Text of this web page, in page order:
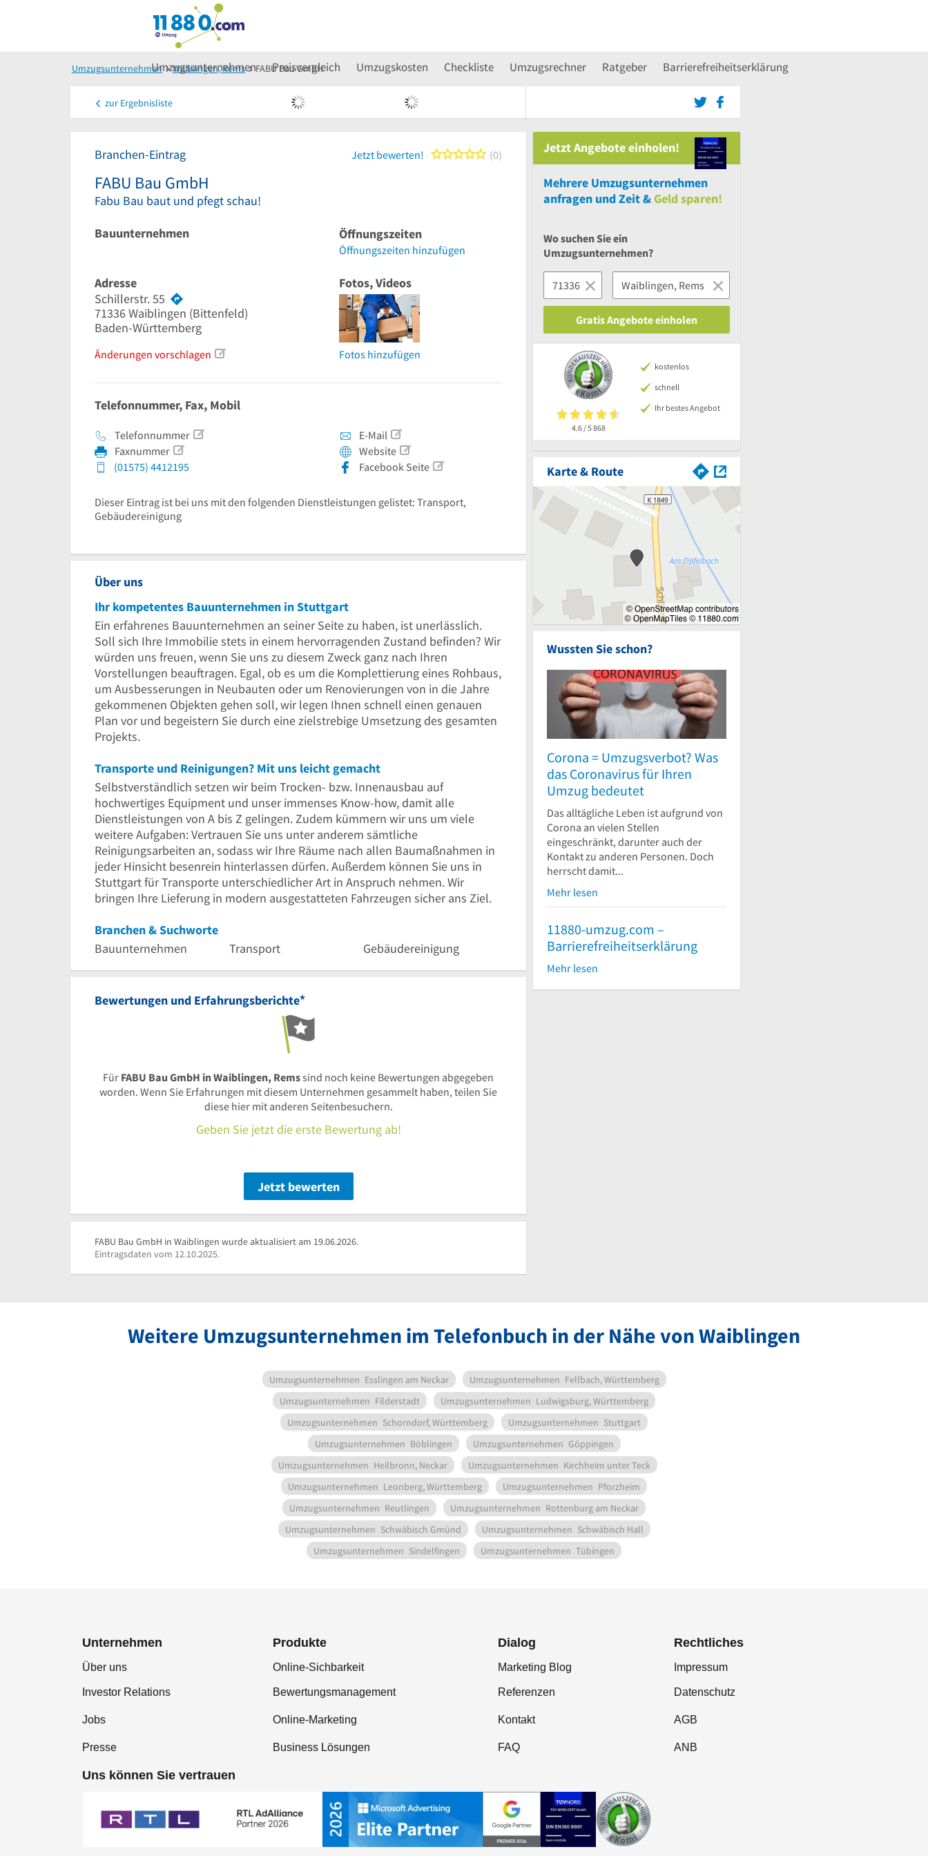
Umzugsunternehmen Preisvergleich Umzugskosten Checkliste Umzugsrechner Ratgeber Barrierefreiheitserklärung
Umzugsunternehmen Waiblingen, Rems FABU Bau GmbH
zur Ergebnisliste
Branchen-Eintrag Jetzt bewerten! 0 von 5 Sternen
0
FABU Bau GmbH
Fabu Bau baut und pfegt schau!
Bauunternehmen Öffnungszeiten
Öffnungszeiten hinzufügen
Adresse
Schillerstr. 55
71336Waiblingen (Bittenfeld)
Baden-Württemberg
Änderungen vorschlagen
Fotos, Videos
Fotos hinzufügen
Telefonnummer, Fax, Mobil
Telefonnummer
Faxnummer
(01575) 4412195
E-Mail
Website
Facebook Seite
Dieser Eintrag ist bei uns mit den folgenden Dienstleistungen gelistet: Transport,
Gebäudereinigung
Über uns
Ihr kompetentes Bauunternehmen in Stuttgart
Ein erfahrenes Bauunternehmen an seiner Seite zu haben, ist unerlässlich.
Soll sich Ihre Immobilie stets in einem hervorragenden Zustand befinden? Wir
würden uns freuen, wenn Sie uns zu diesem Zweck ganz nach Ihren
Vorstellungen beauftragen. Egal, ob es um die Komplettierung eines Rohbaus,
um Ausbesserungen in Neubauten oder um Renovierungen von in die Jahre
gekommenen Objekten gehen soll, wir legen Ihnen schnell einen genauen
Plan vor und begeistern Sie durch eine zielstrebige Umsetzung des gesamten
Projekts.
Transporte und Reinigungen? Mit uns leicht gemacht
Selbstverständlich setzen wir beim Trocken- bzw. Innenausbau auf
hochwertiges Equipment und unser immenses Know-how, damit alle
Dienstleistungen von A bis Z gelingen. Zudem kümmern wir uns um viele
weitere Aufgaben: Vertrauen Sie uns unter anderem sämtliche
Reinigungsarbeiten an, sodass wir Ihre Räume nach allen Baumaßnahmen in
jeder Hinsicht besenrein hinterlassen dürfen. Außerdem können Sie uns in
Stuttgart für Transporte unterschiedlicher Art in Anspruch nehmen. Wir
bringen Ihre Lieferung in modern ausgestatteten Fahrzeugen sicher ans Ziel.
Branchen & Suchworte
Bauunternehmen
Transport Gebäudereinigung
Bewertungen und Erfahrungsberichte*
Für FABU Bau GmbH in Waiblingen, Remssind noch keine Bewertungen abgegeben
worden. Wenn Sie Erfahrungen mit diesem Unternehmen gesammelt haben, teilen Sie
diese hier mit anderen Seitenbesuchern.
Geben Sie jetzt die erste Bewertung ab!
Jetzt bewerten
FABU Bau GmbH in Waiblingen wurde aktualisiert am 19.06.2026.
Eintragsdaten vom 12.10.2025.
Jetzt Angebote einholen!
Mehrere Umzugsunternehmen
anfragen und Zeit &Geld sparen!
Wo suchen Sie ein
Umzugsunternehmen?
Gratis Angebote einholen
4.6 / 5868
kostenlos
schnell
Ihr bestes Angebot
Karte & Route
Wussten Sie schon?
Corona = Umzugsverbot? Was
das Coronavirus für Ihren
Umzug bedeutet
Das alltägliche Leben ist aufgrund von
Corona an vielen Stellen
eingeschränkt, darunter auch der
Kontakt zu anderen Personen. Doch
herrscht damit...
Mehr lesen
11880-umzug.com –
Barrierefreiheitserklärung
Mehr lesen
Weitere Umzugsunternehmen im Telefonbuch in der Nähe von Waiblingen
Umzugsunternehmen Esslingen am Neckar Umzugsunternehmen Fellbach, Württemberg
Umzugsunternehmen Filderstadt Umzugsunternehmen Ludwigsburg, Württemberg
Umzugsunternehmen Schorndorf, Württemberg Umzugsunternehmen Stuttgart
Umzugsunternehmen Böblingen Umzugsunternehmen Göppingen
Umzugsunternehmen Heilbronn, Neckar Umzugsunternehmen Kirchheim unter Teck
Umzugsunternehmen Leonberg, Württemberg Umzugsunternehmen Pforzheim
Umzugsunternehmen Reutlingen Umzugsunternehmen Rottenburg am Neckar
Umzugsunternehmen Schwäbisch Gmünd Umzugsunternehmen Schwäbisch Hall
Umzugsunternehmen Sindelfingen Umzugsunternehmen Tübingen
Unternehmen
Über uns
Investor Relations
Jobs
Presse
Produkte
Online-Sichbarkeit
Bewertungsmanagement
Online-Marketing
Business Lösungen
Dialog
Marketing Blog
Referenzen
Kontakt
FAQ
Rechtliches
Impressum
Datenschutz
AGB
ANB
Uns können Sie vertrauen